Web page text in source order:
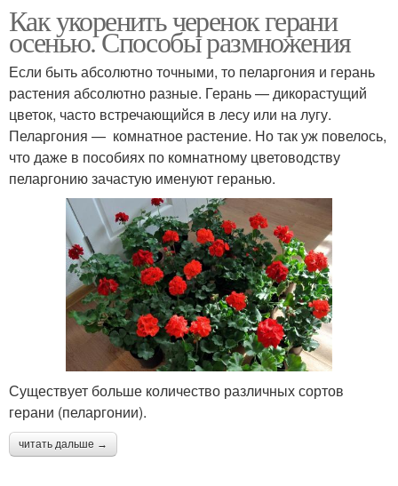
Как укоренить черенок герани
осенью. Способы размножения
Если быть абсолютно точными, то пеларгония и герань
растения абсолютно разные. Герань — дикорастущий
цветок, часто встречающийся в лесу или на лугу.
Пеларгония — комнатное растение. Но так уж повелось,
что даже в пособиях по комнатному цветоводству
пеларгонию зачастую именуют геранью.
Существует больше количество различных сортов
герани (пеларгонии).
читать дальше →